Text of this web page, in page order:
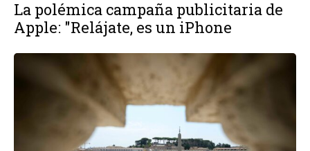
La polémica campaña publicitaria de
Apple: "Relájate, es un iPhone